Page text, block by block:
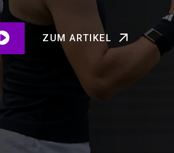
ZUM ARTIKEL